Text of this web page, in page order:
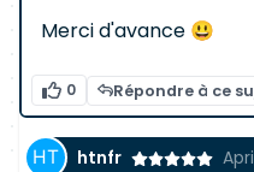
Merci d'avance 😃
0 Répondre à ce
htnfr